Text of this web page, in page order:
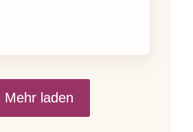
Mehr laden